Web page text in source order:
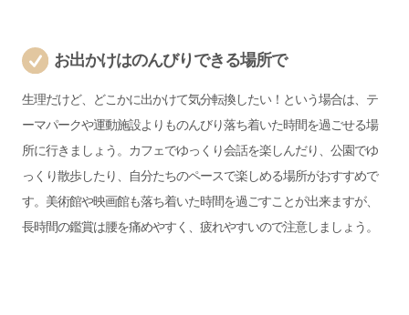
お出かけはのんびりできる場所で
生理だけど、どこかに出かけて気分転換したい！という場合は、テ
ーマパークや運動施設よりものんびり落ち着いた時間を過ごせる場
所に行きましょう。 カフェでゆっくり会話を楽しんだり、公園でゆ
っくり散歩したり、自分たちのペースで楽しめる場所がおすすめで
す。美術館や映画館も落ち着いた時間を過ごすことが出来ますが、
長時間の鑑賞は腰を痛めやすく、疲れやすいので注意しましょう。